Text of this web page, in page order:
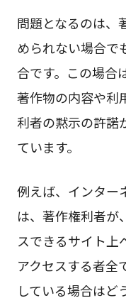
問題となるのは、
められない場合で
合です。この場合
著作物の内容や利
利者の黙示の許諾
ています。
例えば、インター
は、著作権利者が
スできるサイト上
アクセスする者全
している場合はど